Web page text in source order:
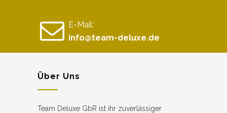
E-Mail:
info@team-deluxe.de
Über Uns
Team Deluxe GbR ist ihr zuverlässiger